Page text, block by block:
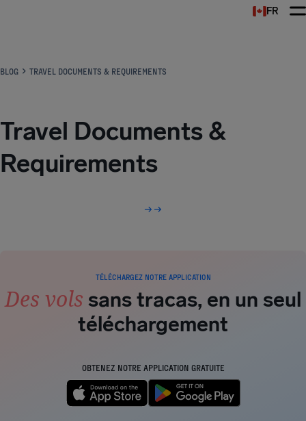
FR
BLOG TRAVEL DOCUMENTS & REQUIREMENTS
Travel Documents &
Requirements
TÉLÉCHARGEZ NOTRE APPLICATION
Des vols sans tracas, en un seul
téléchargement
OBTENEZ NOTRE APPLICATION GRATUITE